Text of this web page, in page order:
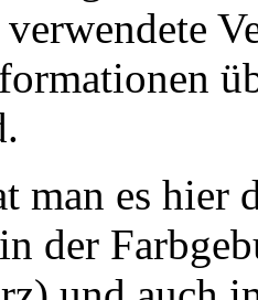
man es hier
der